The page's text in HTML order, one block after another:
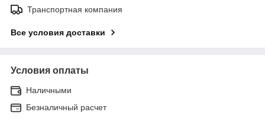
Транспортная компания
Все условия доставки
Условия оплаты
Наличными
Безналичный расчет